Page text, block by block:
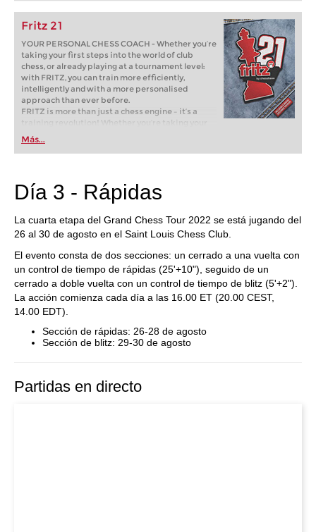
Fritz 21
YOUR PERSONAL CHESS COACH - Whether you’re
taking your first steps into the world of club
chess, or already playing at a tournament level:
with FRITZ, you can train more efficiently,
intelligently and with a more personalised
approach than ever before.
FRITZ is more than just a chess engine – it’s a
training revolution! Whether you’re taking your
first steps into the world of club chess, or already
playing at a tournament level: with FRITZ, you can
train more efficiently, intelligently and with a
Más...
Día 3 - Rápidas
La cuarta etapa del Grand Chess Tour 2022 se está jugando del
26 al 30 de agosto en el Saint Louis Chess Club.
El evento consta de dos secciones: un cerrado a una vuelta con
un control de tiempo de rápidas (25'+10"), seguido de un
cerrado a doble vuelta con un control de tiempo de blitz (5'+2").
La acción comienza cada día a las 16.00 ET (20.00 CEST,
14.00 EDT).
Sección de rápidas: 26-28 de agosto
Sección de blitz: 29-30 de agosto
Partidas en directo